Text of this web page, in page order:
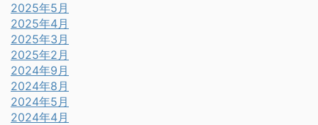
2025年5月
2025年4月
2025年3月
2025年2月
2024年9月
2024年8月
2024年5月
2024年4月